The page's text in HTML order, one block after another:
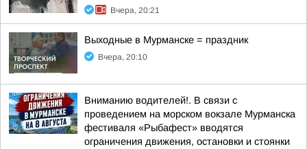
Вчера, 20:21
Выходные в Мурманске = праздник
Вчера, 20:10
Вниманию водителей!. В связи с
проведением на морском вокзале Мурманска
фестиваля «Рыбафест» вводятся
ограничения движения, остановки и стоянки